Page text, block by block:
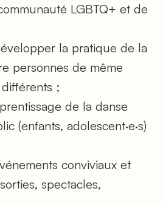
LGBTQ+ et de
la pratique de la
personnes de même
;
de la danse
(enfants, adolescent·e·s)
conviviaux et
spectacles,